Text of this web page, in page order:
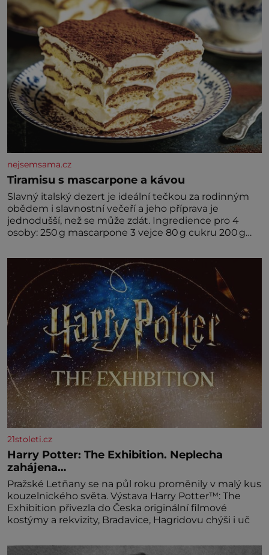
nejsemsama.cz
Tiramisu s mascarpone a kávou
Slavný italský dezert je ideální tečkou za rodinným
obědem i slavnostní večeří a jeho příprava je
jednodušší, než se může zdát. Ingredience pro 4
osoby: 250 g mascarpone 3 vejce 80 g cukru 200 g
amaretta kakao na posypání Postup: Oddělte
žloutky od bílků. Žloutky vyšlehejte s cukrem do
světlé pěny a postupně do nich vmíchejte
mascarpone, aby vznikl hladký
21stoleti.cz
Harry Potter: The Exhibition. Neplecha
zahájena…
Pražské Letňany se na půl roku proměnily v malý kus
kouzelnického světa. Výstava Harry Potter™: The
Exhibition přivezla do Česka originální filmové
kostýmy a rekvizity, Bradavice, Hagridovu chýši i uč